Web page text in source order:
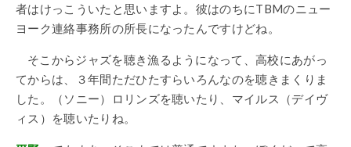
者はけっこういたと思いますよ。彼はのちにTBMのニュー
ヨーク連絡事務所の所長になったんですけどね。
そこからジャズを聴き漁るようになって、高校にあがっ
てからは、３年間ただひたすらいろんなのを聴きまくりま
した。（ソニー）ロリンズを聴いたり、マイルス（デイヴ
ィス）を聴いたりね。